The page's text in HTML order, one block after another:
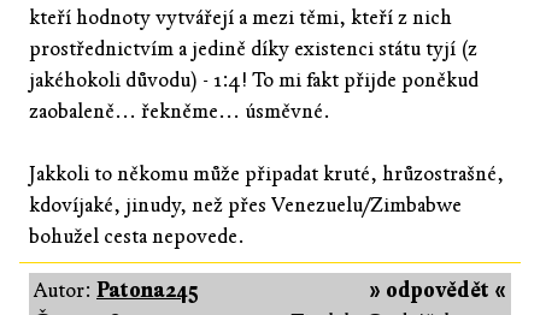
kteří hodnoty vytvářejí a mezi těmi, kteří z nich
prostřednictvím a jedině díky existenci státu tyjí (z
jakéhokoli důvodu) - 1:4! To mi fakt přijde poněkud
zaobaleně... řekněme... úsměvné.
Jakkoli to někomu může připadat kruté, hrůzostrašné,
kdovíjaké, jinudy, než přes Venezuelu/Zimbabwe
bohužel cesta nepovede.
» odpovědět «
Autor: Patona245